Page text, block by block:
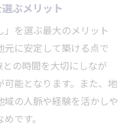
ぶメリット
を選ぶ最大のメリット
に安定して築ける点で
の時間を大切にしなが
能となります。また、地
の人脈や経験を活かしや
です。